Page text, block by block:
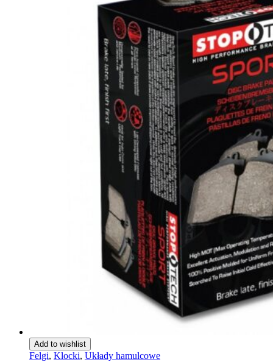
Add to wishlist
Felgi, Klocki, Układy hamulcowe